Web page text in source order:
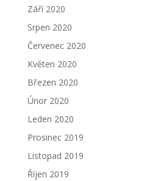
Září 2020
Srpen 2020
Červenec 2020
Květen 2020
Březen 2020
Únor 2020
Leden 2020
Prosinec 2019
Listopad 2019
Říjen 2019